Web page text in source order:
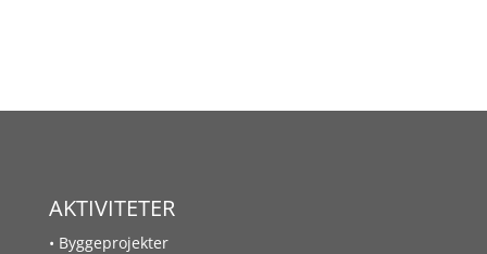
AKTIVITETER
• Byggeprojekter